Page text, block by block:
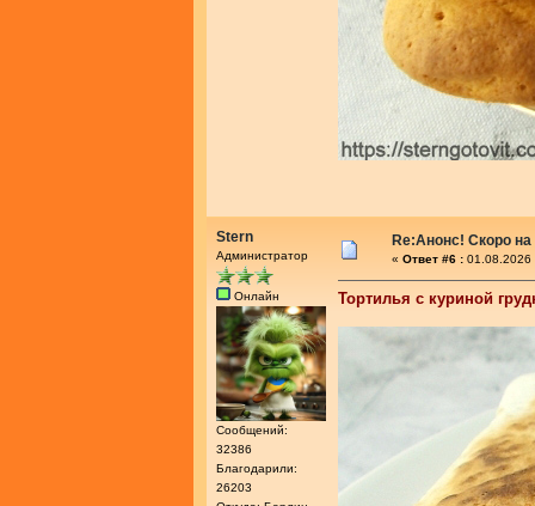
Stern
Администратор
Онлайн
Сообщений:
32386
Благодарили:
26203
Re:Анонс! Скоро
« Ответ #6 : 01.08.2026
Тортилья с куриной